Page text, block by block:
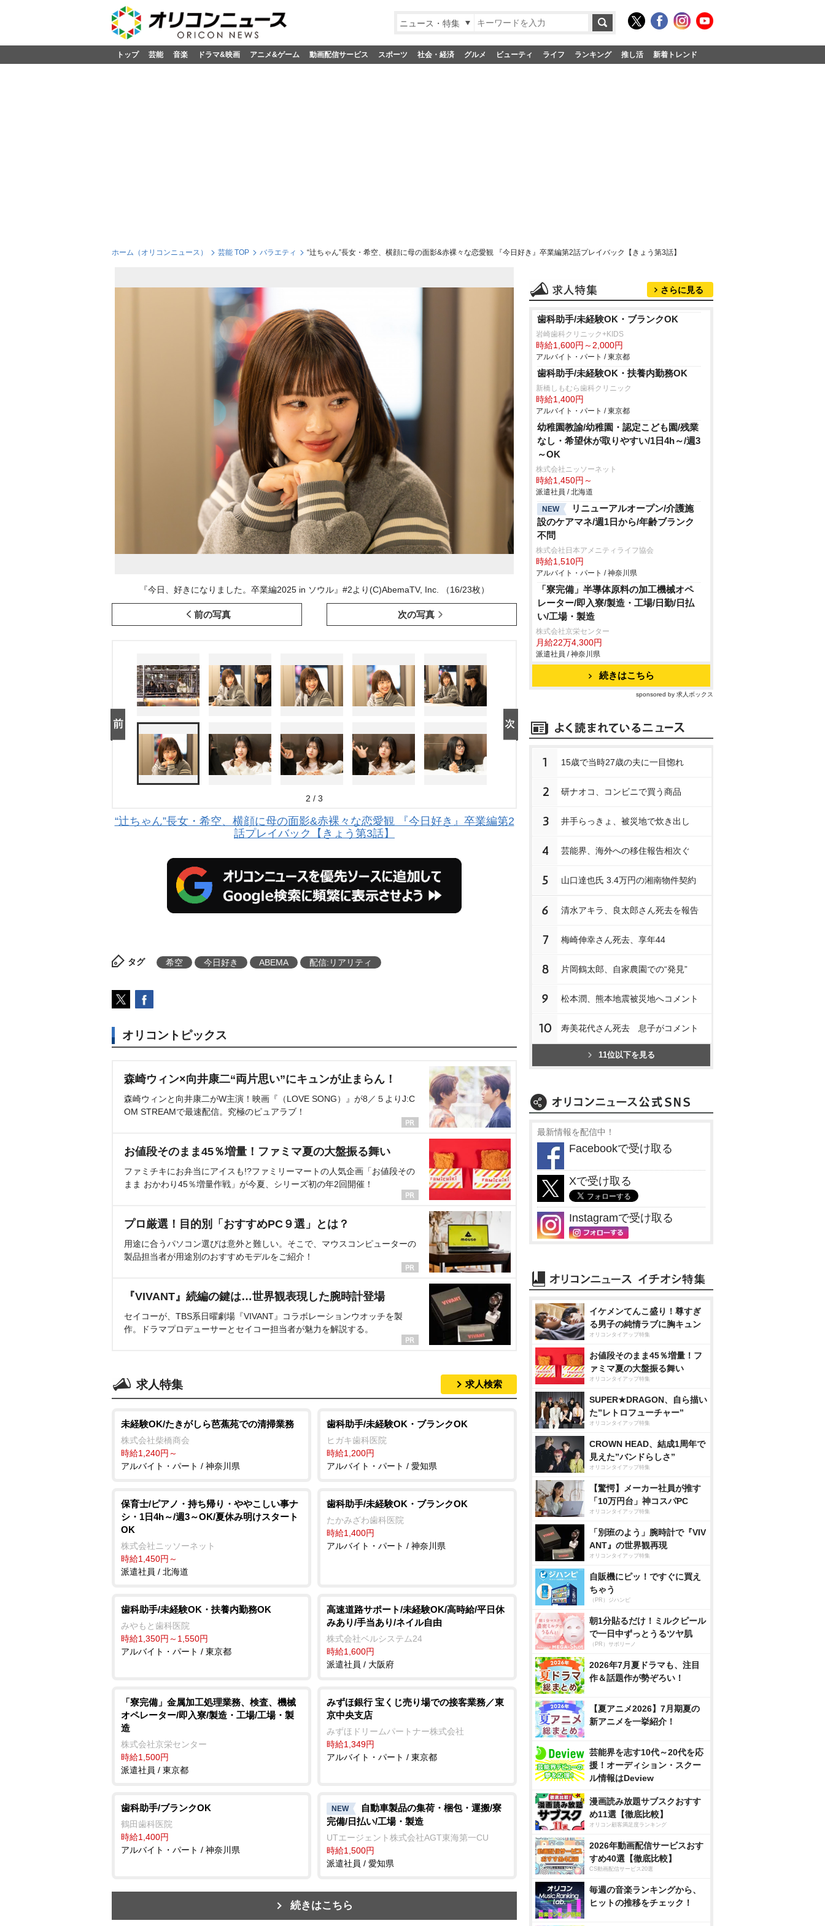
ニュース・特集
トップ 芸能 音楽 ドラマ&映画 アニメ&ゲーム 動画配信サービス スポーツ 社会・経済 グルメ ビューティ ライフ ランキング 推し活 新着トレンド
ホーム（オリコンニュース） 芸能 TOP バラエティ “辻ちゃん”長女・希空、横顔に母の面影&赤裸々な恋愛観 『今日好き』卒業編第2話プレイバック【きょう第3話】
『今日、好きになりました。卒業編2025 in ソウル』#2より(C)AbemaTV, Inc. （16/23枚）
前の写真 次の写真
2 / 3
“辻ちゃん”長女・希空、横顔に母の面影&赤裸々な恋愛観 『今日好き』卒業編第2
話プレイバック【きょう第3話】
タグ 希空 今日好き ABEMA 配信:リアリティ
オリコントピックス
森崎ウィン×向井康二“両片思い”にキュンが止まらん！
森崎ウィンと向井康二がW主演！映画『（LOVE SONG）』が8／５よりJ:C
OM STREAMで最速配信。究極のピュアラブ！
お値段そのまま45％増量！ファミマ夏の大盤振る舞い
ファミチキにお弁当にアイスも!?ファミリーマートの人気企画「お値段その
まま おかわり45％増量作戦」が今夏、シリーズ初の年2回開催！
プロ厳選！目的別「おすすめPC９選」とは？
用途に合うパソコン選びは意外と難しい。そこで、マウスコンピューターの
製品担当者が用途別のおすすめモデルをご紹介！
『VIVANT』続編の鍵は…世界観表現した腕時計登場
セイコーが、TBS系日曜劇場『VIVANT』コラボレーションウオッチを製
作。ドラマプロデューサーとセイコー担当者が魅力を解説する。
求人特集 求人検索
未経験OK/たきがしら芭蕉苑での清掃業務
株式会社柴橋商会
時給1,240円～
アルバイト・パート / 神奈川県
歯科助手/未経験OK・ブランクOK
ヒガキ歯科医院
時給1,200円
アルバイト・パート / 愛知県
保育士/ピアノ・持ち帰り・ややこしい事ナ
シ・1日4h～/週3～OK/夏休み明けスタート
OK
株式会社ニッソーネット
時給1,450円～
派遣社員 / 北海道
歯科助手/未経験OK・ブランクOK
たかみざわ歯科医院
時給1,400円
アルバイト・パート / 神奈川県
歯科助手/未経験OK・扶養内勤務OK
みやもと歯科医院
時給1,350円～1,550円
アルバイト・パート / 東京都
高速道路サポート/未経験OK/高時給/平日休
みあり/手当あり/ネイル自由
株式会社ベルシステム24
時給1,600円
派遣社員 / 大阪府
「寮完備」金属加工処理業務、検査、機械
オペレーター/即入寮/製造・工場/工場・製
造
株式会社京栄センター
時給1,500円
派遣社員 / 東京都
みずほ銀行 宝くじ売り場での接客業務／東
京中央支店
みずほドリームパートナー株式会社
時給1,349円
アルバイト・パート / 東京都
歯科助手/ブランクOK
鶴田歯科医院
時給1,400円
アルバイト・パート / 神奈川県
NEW
自動車製品の集荷・梱包・運搬/寮
完備/日払い/工場・製造
UTエージェント株式会社AGT東海第一CU
時給1,500円
派遣社員 / 愛知県
続きはこちら
さらに見る
歯科助手/未経験OK・ブランクOK
崎歯科クリニック+KIDS
時給1,600円～2,000円
アルバイト・パート / 東京都
歯科助手/未経験OK・扶養内勤務OK
新橋しもむら歯科クリニック
時給1,400円
アルバイト・パート / 東京都
幼稚園教諭/幼稚園・認定こども園/残業
なし・希望休が取りやすい/1日4h～/週3
～OK
株式会社ニッソーネット
時給1,450円～
派遣社員 / 北海道
NEW
リニューアルオープン/介護施
設のケアマネ/週1日から/年齢ブランク
不問
株式会社日本アメニティライフ協会
時給1,510円
アルバイト・パート / 神奈川県
「寮完備」半導体原料の加工機械オペ
レーター/即入寮/製造・工場/日勤/日払
い/工場・製造
株式会社京栄センター
月給22万4,300円
派遣社員 / 神奈川県
続きはこちら
sponsored by 求人ボックス
1 15歳で当時27歳の夫に一目惚れ
2 研ナオコ、コンビニで買う商品
3 井手らっきょ、被災地で炊き出し
4 芸能界、海外への移住報告相次ぐ
5 山口達也氏 3.4万円の湘南物件契約
6 清水アキラ、良太郎さん死去を報告
7 梅崎伸幸さん死去、享年44
8 片岡鶴太郎、自家農園での“発見”
9 松本潤、熊本地震被災地へコメント
10 寿美花代さん死去 息子がコメント
11位以下を見る
最新情報を配信中！
Facebookで受け取る
Xで受け取る
Instagramで受け取る
イケメンてんこ盛り！尊すぎ
る男子の純情ラブに胸キュン
オリコンタイアップ特集
お値段そのまま45％増量！フ
ァミマ夏の大盤振る舞い
オリコンタイアップ特集
SUPER★DRAGON、自ら描い
た”レトロフューチャー”
オリコンタイアップ特集
CROWN HEAD、結成1周年で
見えた”バンドらしさ”
オリコンタイアップ特集
【驚愕】メーカー社員が推す
「10万円台」神コスパPC
オリコンタイアップ特集
「別班のよう」腕時計で『VIV
ANT』の世界観再現
オリコンタイアップ特集
自販機にピッ！ですぐに買え
ちゃう
（PR）ジハンピ
朝1分貼るだけ！ミルクピール
で一日中ずっとうるツヤ肌
（PR）サボリーノ
2026年7月夏ドラマも、注目
作＆話題作が勢ぞろい！
【夏アニメ2026】7月期夏の
新アニメを一挙紹介！
芸能界を志す10代～20代を応
援！オーディション・スクー
ル情報はDeview
漫画読み放題サブスクおすす
め11選【徹底比較】
オリコン顧客満足度ランキング
2026年動画配信サービスおす
すめ40選【徹底比較】
CS動画配信サービス20選
毎週の音楽ランキングから、
ヒットの推移をチェック！